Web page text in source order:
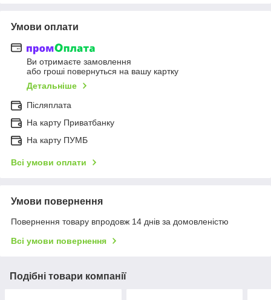
Умови оплати
Ви отримаєте замовлення
або гроші повернуться на вашу картку
Детальніше
Післяплата
На карту Приватбанку
На карту ПУМБ
Всі умови оплати
Умови повернення
Повернення товару впродовж 14 днів за домовленістю
Всі умови повернення
Подібні товари компанії